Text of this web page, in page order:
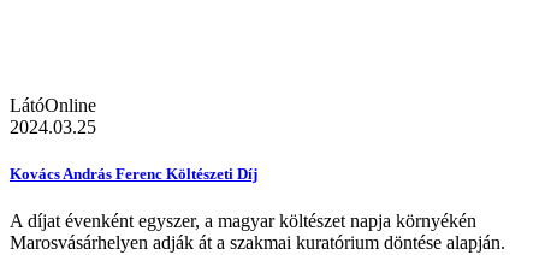
LátóOnline
2024.03.25
Kovács András Ferenc Költészeti Díj
A díjat évenként egyszer, a magyar költészet napja környékén
Marosvásárhelyen adják át a szakmai kuratórium döntése alapján.